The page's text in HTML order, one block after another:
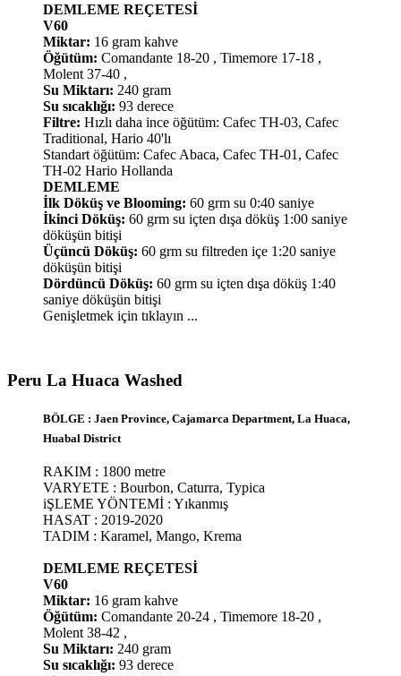
DEMLEME REÇETESİ
V60
Miktar: 16 gram kahve
Öğütüm: Comandante 18-20 , Timemore 17-18 ,
Molent 37-40 ,
Su Miktarı: 240 gram
Su sıcaklığı: 93 derece
Filtre: Hızlı daha ince öğütüm: Cafec TH-03, Cafec
Traditional, Hario 40'lı
Standart öğütüm: Cafec Abaca, Cafec TH-01, Cafec
TH-02 Hario Hollanda
DEMLEME
İlk Döküş ve Blooming: 60 grm su 0:40 saniye
İkinci Döküş: 60 grm su içten dışa döküş 1:00 saniye
döküşün bitişi
Üçüncü Döküş: 60 grm su filtreden içe 1:20 saniye
döküşün bitişi
Dördüncü Döküş: 60 grm su içten dışa döküş 1:40
saniye döküşün bitişi
Genişletmek için tıklayın ...
Peru La Huaca Washed​
BÖLGE : Jaen Province, Cajamarca Department, La Huaca,
Huabal District
RAKIM : 1800 metre
VARYETE : Bourbon, Caturra, Typica
iŞLEME YÖNTEMİ : Yıkanmış
HASAT : 2019-2020
TADIM : Karamel, Mango, Krema
DEMLEME REÇETESİ
V60
Miktar: 16 gram kahve
Öğütüm: Comandante 20-24 , Timemore 18-20 ,
Molent 38-42 ,
Su Miktarı: 240 gram
Su sıcaklığı: 93 derece